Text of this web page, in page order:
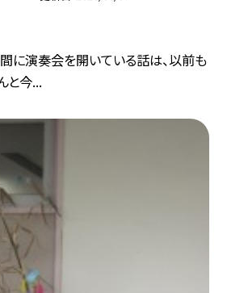
に演奏会を開いている話は、以前も
と今...